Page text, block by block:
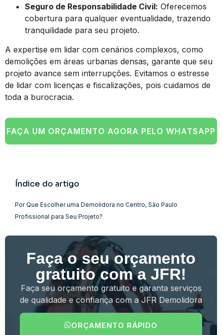
Seguro de Responsabilidade Civil: Oferecemos
cobertura para qualquer eventualidade, trazendo
tranquilidade para seu projeto.
A expertise em lidar com cenários complexos, como
demolições em áreas urbanas densas, garante que seu
projeto avance sem interrupções. Evitamos o estresse
de lidar com licenças e fiscalizações, pois cuidamos de
toda a burocracia.
FAÇA UM ORÇAMENTO AGORA PELO WHATSAPP
Índice do artigo
Por Que Escolher uma Demolidora no Centro, São Paulo
Profissional para Seu Projeto?
Faça o seu orçamento
gratuito com a JFR!
Faça seu orçamento gratuito e garanta serviços
de qualidade e confiança com a JFR Demolidora
ORÇAMENTO RÁPIDO